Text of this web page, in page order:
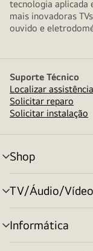
tecnologia aplicada
mais inovadoras
ouvido e
Suporte Técnico
Localizar
Solicitar reparo
Solicitar instalação
Shop
alternar
menu
TV/Áudio/Vídeo
alternar
menu
Informática
alternar
menu